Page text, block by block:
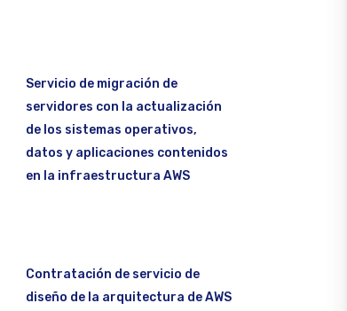
Servicio de migración de
servidores con la actualización
de los sistemas operativos,
datos y aplicaciones contenidos
en la infraestructura AWS
Contratación de servicio de
diseño de la arquitectura de AWS